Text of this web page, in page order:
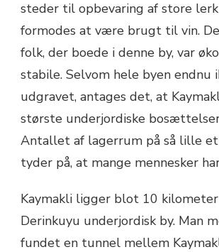
steder til opbevaring af store
formodes at være brugt til vin.
folk, der boede i denne by, var
stabile. Selvom hele byen endnu
udgravet, antages det, at
største underjordiske
Antallet af lagerrum på så lille
tyder på, at mange mennesker
Kaymakli ligger blot 10
Derinkuyu underjordisk by. Man
fundet en tunnel mellem